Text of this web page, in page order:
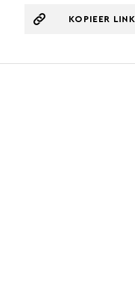
KOPIEER LINK